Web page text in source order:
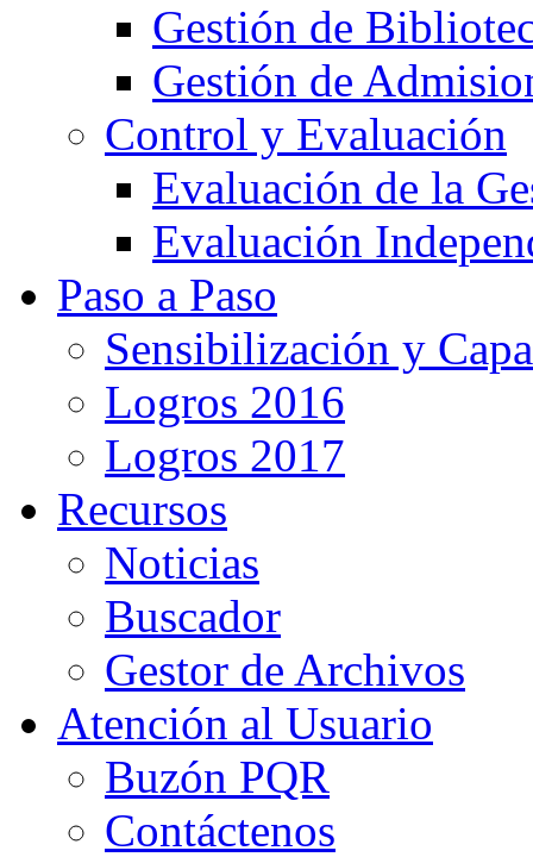
Gestión de
Gestión de
Control y Evaluación
Evaluación de la
Evaluación
Paso a Paso
Sensibilización y
Logros 2016
Logros 2017
Recursos
Noticias
Buscador
Gestor de Archivos
Atención al Usuario
Buzón PQR
Contáctenos